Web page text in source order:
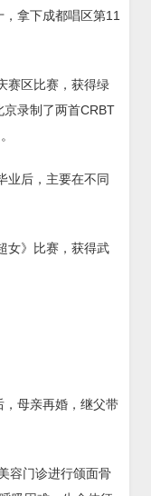
拿下成都唱区第11
赛区比赛，获得绿
录制了两首CRBT
业后，主要在不同
女》比赛，获得武
母亲再婚，继父带
容门诊进行颌面骨